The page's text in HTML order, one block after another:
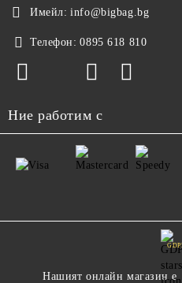
Имейл: info@bigbag.bg
Телефон: 0895 618 810
Ние работим с
Нашият онлайн магазин е